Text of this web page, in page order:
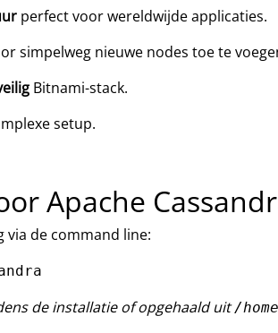
perfect voor wereldwijde applicaties.
simpelweg nieuwe nodes toe te
Bitnami-stack.
setup.
Apache
via de command line:
de installatie of opgehaald uit/